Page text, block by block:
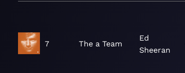
7 The a Team
Ed
Sheeran